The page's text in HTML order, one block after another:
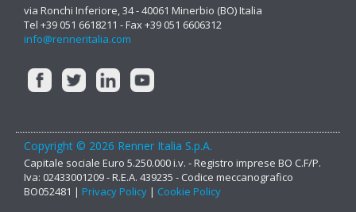
via Ronchi Inferiore, 34 - 40061 Minerbio (BO) Italia
Tel +39 051 6618211 - Fax +39 051 6606312
info@renneritalia.com
Copyright © 2026 Renner Italia S.p.A.
Capitale sociale Euro 5.250.000 i.v. - Registro imprese BO C.F/P.
Iva: 02433001209 - R.E.A. 439235 - Codice meccanografico
BO052481 | Privacy Policy | Cookie Policy